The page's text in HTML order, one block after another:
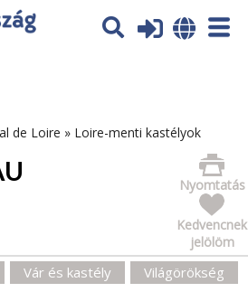
További tájékoztatás itt:
de Loire » Loire-menti kastélyok
Nyomtatás
Kedvencnek
jelölöm
Vár és kastély Világörökség